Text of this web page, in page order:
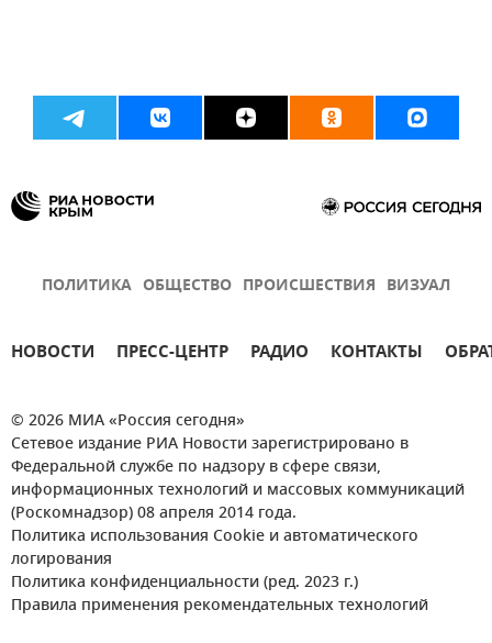
ПОЛИТИКА ОБЩЕСТВО ПРОИСШЕСТВИЯ ВИЗУАЛ
НОВОСТИ ПРЕСС-ЦЕНТР РАДИО КОНТАКТЫ
© 2026 МИА «Россия сегодня»
Сетевое издание РИА Новости зарегистрировано в
Федеральной службе по надзору в сфере связи,
информационных технологий и массовых коммуникаций
(Роскомнадзор) 08 апреля 2014 года.
Политика использования Cookie и автоматического
логирования
Политика конфиденциальности (ред. 2023 г.)
Правила применения рекомендательных технологий